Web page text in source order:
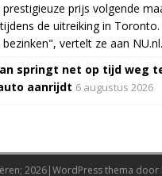
prijs volgende
de uitreiking in
vertelt ze aan NU.nl.
springt net op tijd weg
aanrijdt 6 augustus 2026
2026|WordPress thema door